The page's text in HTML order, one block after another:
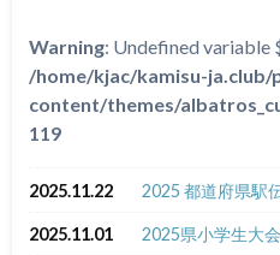
Warning: Undefined variable
/home/kjac/kamisu-ja.club/
content/themes/
119
2025.11.22 2025 都道府県駅
2025.11.01 2025県小学生大